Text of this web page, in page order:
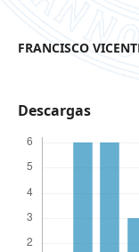
FRANCISCO
Descargas